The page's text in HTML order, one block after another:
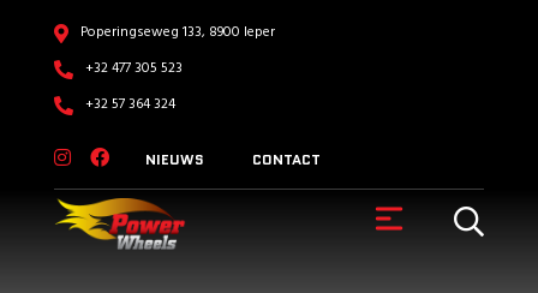
Poperingseweg 133, 8900 Ieper
+32 477 305 523
+32 57 364 324
NIEUWS CONTACT